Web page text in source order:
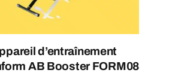
d’entraînement
AB Booster FORM08